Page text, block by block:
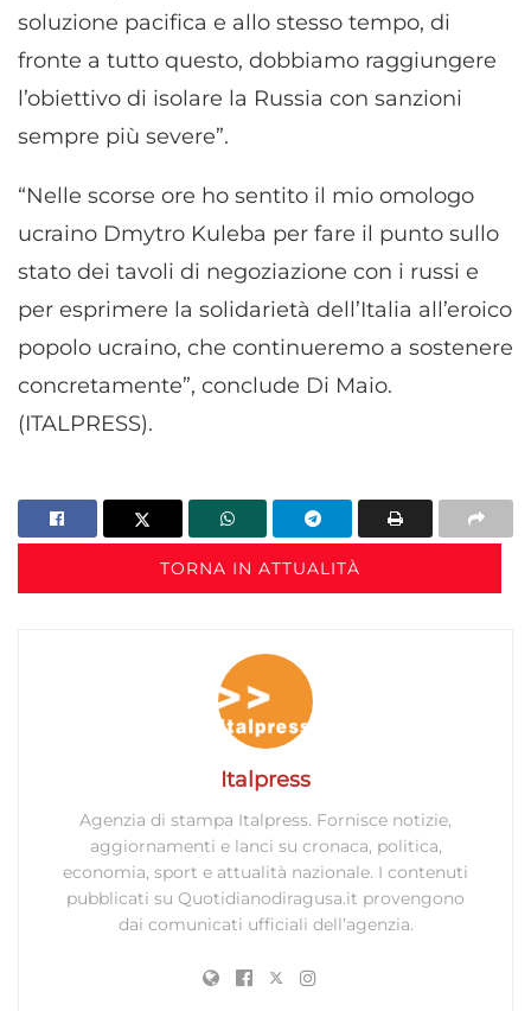
soluzione pacifica e allo stesso tempo, di
fronte a tutto questo, dobbiamo raggiungere
l’obiettivo di isolare la Russia con sanzioni
sempre più severe”.
“Nelle scorse ore ho sentito il mio omologo
ucraino Dmytro Kuleba per fare il punto sullo
stato dei tavoli di negoziazione con i russi e
per esprimere la solidarietà dell’Italia all’eroico
popolo ucraino, che continueremo a sostenere
concretamente”, conclude Di Maio.
(ITALPRESS).
TORNA IN ATTUALITÀ
Italpress
Agenzia di stampa Italpress. Fornisce notizie,
aggiornamenti e lanci su cronaca, politica,
economia, sport e attualità nazionale. I contenuti
pubblicati su Quotidianodiragusa.it provengono
dai comunicati ufficiali dell’agenzia.